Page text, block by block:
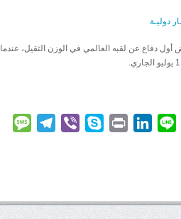
دوليـة
دفاع عن لقبه العالمي في الوزن الثقيل، عندما
WhatsApp
Line
LinkedIn
Print
Skype
Viber